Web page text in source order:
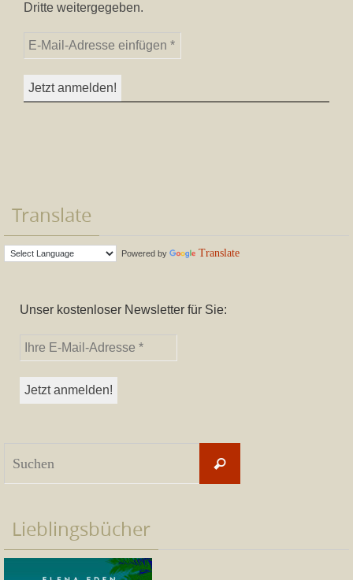
Dritte weitergegeben.
Translate
Powered by Translate
Unser kostenloser Newsletter für Sie:
Suchen
Lieblingsbücher